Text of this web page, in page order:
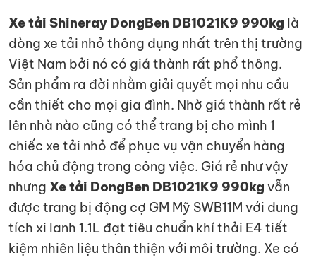
Xe tải Shineray DongBen DB1021K9 990kg là
dòng xe tải nhỏ thông dụng nhất trên thị trường
Việt Nam bởi nó có giá thành rất phổ thông.
Sản phẩm ra đời nhằm giải quyết mọi nhu cầu
cần thiết cho mọi gia đình. Nhờ giá thành rất rẻ
lên nhà nào cũng có thể trang bị cho mình 1
chiếc xe tải nhỏ để phục vụ vận chuyển hàng
hóa chủ động trong công việc. Giá rẻ như vậy
nhưng Xe tải DongBen DB1021K9 990kg vẫn
được trang bị động cợ GM Mỹ SWB11M với dung
tích xi lanh 1.1L đạt tiêu chuẩn khí thải E4 tiết
kiệm nhiên liệu thân thiện với môi trường. Xe có